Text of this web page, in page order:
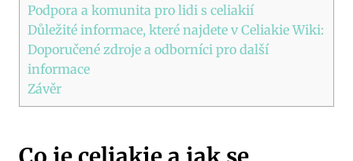
Podpora a komunita pro lidi s celiakií
Důležité informace, které najdete v Celiakie Wiki:
Doporučené zdroje a odborníci pro další
informace
Závěr